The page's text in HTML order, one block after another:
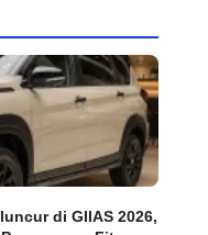
di GIIAS 2026,